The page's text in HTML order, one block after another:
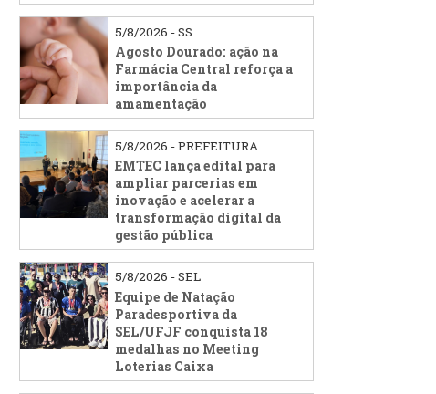
5/8/2026 - SS
Agosto Dourado: ação na
Farmácia Central reforça a
importância da
amamentação
5/8/2026 - PREFEITURA
EMTEC lança edital para
ampliar parcerias em
inovação e acelerar a
transformação digital da
gestão pública
5/8/2026 - SEL
Equipe de Natação
Paradesportiva da
SEL/UFJF conquista 18
medalhas no Meeting
Loterias Caixa